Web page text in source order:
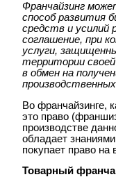
Франчайзинг
способ развития
средств и усилий
соглашение, при
услуги,
территории
в обмен на
Во франчайзинге,
это право
производстве
обладает
покупает право
Товарный